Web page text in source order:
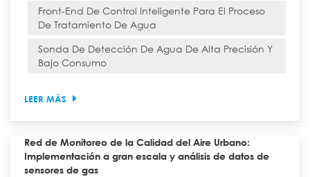
sensores de calidad del agua garantizan la seguridad
de cada gota y cumplen la función de "cen...
Front-End De Control Inteligente Para El Proceso
De Tratamiento De Agua
Sonda De Detección De Agua De Alta Precisión Y
Bajo Consumo
LEER MÁS
Red de Monitoreo de la Calidad del Aire Urbano:
Implementación a gran escala y análisis de datos de
sensores de gas